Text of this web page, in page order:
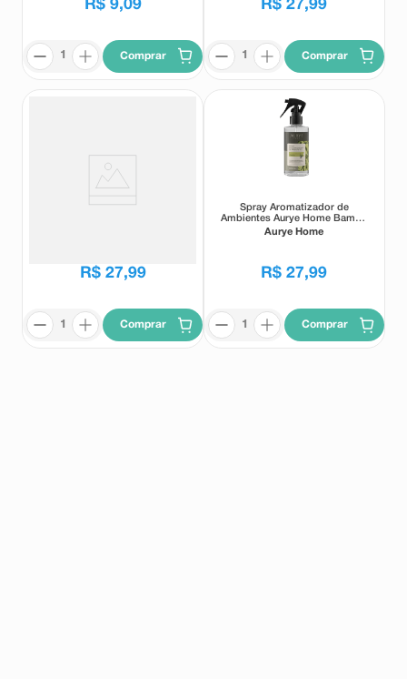
R$ 9,09
Comprar
R$ 27,99
Comprar
Spray Aromatizador de
R$ 27,99
Comprar
Spray Aromatizador de
Ambientes Aurye Home Bambu
200ml
Aurye Home
R$ 27,99
Comprar